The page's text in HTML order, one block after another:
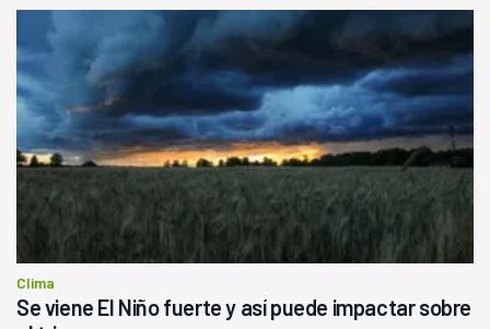
Clima
Se viene El Niño fuerte y así puede impactar sobre